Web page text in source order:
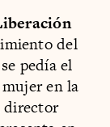
del
pedía el
en la
director